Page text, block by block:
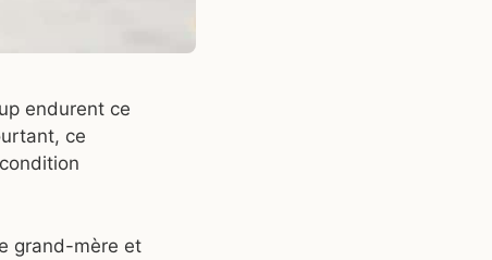
endurent ce
ce
grand-mère et